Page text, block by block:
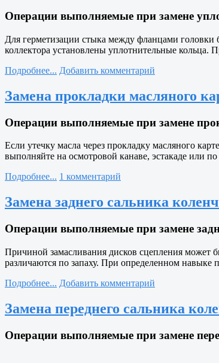
Операции выполняемые при замене
Для герметизации стыка между фланцами головки
коллектора установлены уплотнительные кольца.
Подробнее... Добавить комментарий
Замена прокладки масляного
Операции выполняемые при замене
Если утечку масла через прокладку масляного
выполняйте на осмотровой канаве, эстакаде или
Подробнее... 1 комментарий
Замена заднего сальника
Операции выполняемые при замене
Причиной замасливания дисков сцепления может
различаются по запаху. При определенном
Подробнее... Добавить комментарий
Замена переднего сальника
Операции выполняемые при замене